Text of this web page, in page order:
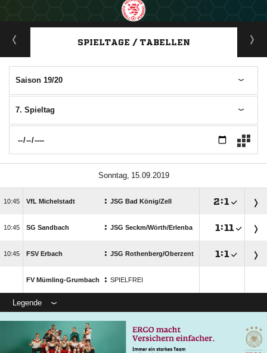
ANZEIGE
SPIELTAGE / TABELLEN
Saison 19/20
7. Spieltag
 
 VfL Michelstadt : JSG Bad König/​Zell :
 SG Sandbach : JSG Seckm/​Wörth/​Erlenba  :
 FSV Erbach : JSG Rothenberg/​Oberzent  :
FV Mümling-Grumbach : SPIELFREI
Legende